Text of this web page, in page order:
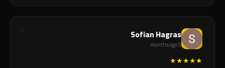
Sofian Hagras
3 months ago
★
★
★
★
★